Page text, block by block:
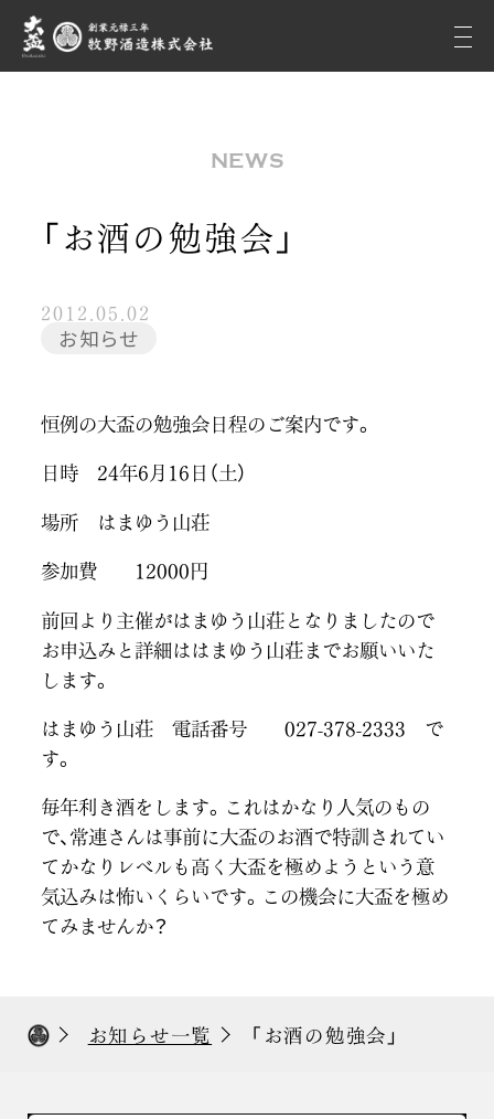
NEWS
「お酒の勉強会」
2012.05.02
お知らせ
恒例の大盃の勉強会日程のご案内です。
日時 24年6月16日（土）
場所 はまゆう山荘
参加費 12000円
前回より主催がはまゆう山荘となりましたので
お申込みと詳細ははまゆう山荘までお願いいた
します。
はまゆう山荘 電話番号 027-378-2333 で
す。
毎年利き酒をします。これはかなり人気のもの
で、常連さんは事前に大盃のお酒で特訓されてい
てかなりレベルも高く大盃を極めようという意
気込みは怖いくらいです。この機会に大盃を極め
てみませんか？
お知らせ一覧 「お酒の勉強会」